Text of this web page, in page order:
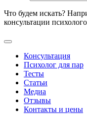
Что будем искать?
консультации
Консультация
Психолог для пар
Тесты
Статьи
Медиа
Отзывы
Контакты и цены